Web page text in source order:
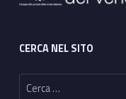
CERCA NEL SITO
Ricerca per: